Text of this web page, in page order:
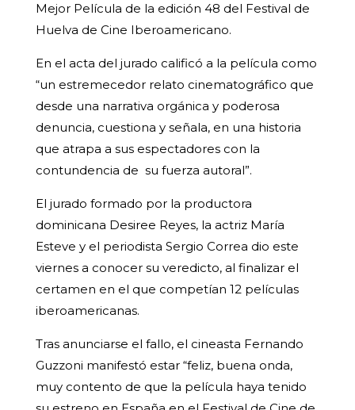
Mejor Película de la edición 48 del Festival de
Huelva de Cine Iberoamericano.
En el acta del jurado calificó a la película como
“un estremecedor relato cinematográfico que
desde una narrativa orgánica y poderosa
denuncia, cuestiona y señala, en una historia
que atrapa a sus espectadores con la
contundencia de su fuerza autoral”.
El jurado formado por la productora
dominicana Desiree Reyes, la actriz María
Esteve y el periodista Sergio Correa dio este
viernes a conocer su veredicto, al finalizar el
certamen en el que competían 12 películas
iberoamericanas.
Tras anunciarse el fallo, el cineasta Fernando
Guzzoni manifestó estar “feliz, buena onda,
muy contento de que la película haya tenido